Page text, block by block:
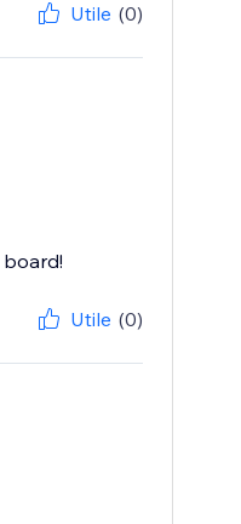
Utile (0)
Utile (0)